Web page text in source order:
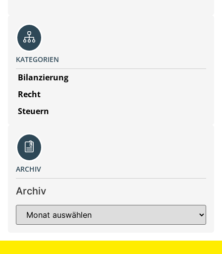
KATEGORIEN
Bilanzierung
Recht
Steuern
ARCHIV
Archiv